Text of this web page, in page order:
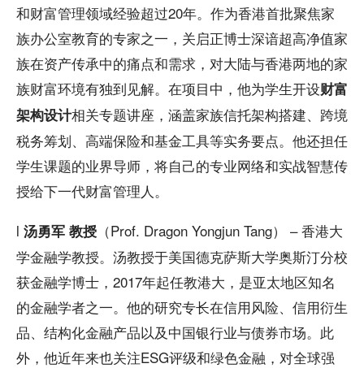
和财富管理领域经验超过20年。作为香港首批聚焦家
族办公室教育的专家之一，关启正博士深谙超高净值家
族在资产传承中的痛点和需求，对大陆与香港两地的家
族财富环境有独到见解。在项目中，他为学生开设财富
架构设计相关专题讲座，涵盖家族信托架构搭建、跨境
税务筹划、高端保险和基金工具等实务要点。他还担任
学生课题的业界导师，将自己的专业网络和实战智慧传
授给下一代财富管理人。
l 汤勇军 教授 （Prof. Dragon Yongjun Tang） – 香港大
学金融学教授。汤教授于美国德克萨斯大学奥斯汀分校
获金融学博士，2017年起任教港大，是亚太地区知名
的金融学者之一。他的研究专长在信用风险、信用衍生
品、结构化金融产品以及中国银行业与债券市场。此
外，他近年来也关注ESG评级和绿色金融，对全球强